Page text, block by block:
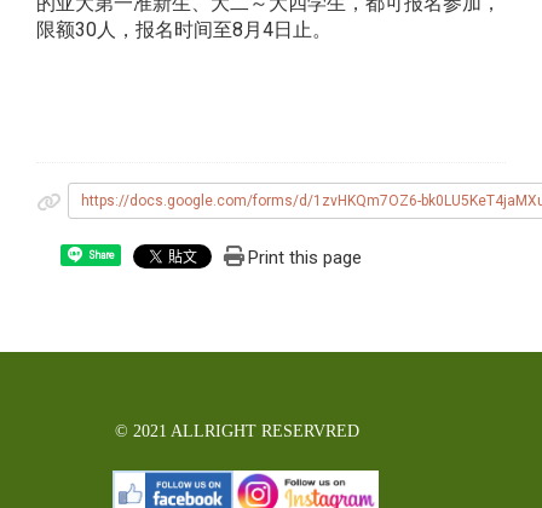
限额30人，报名时间至8月4日止。
https://docs.google.com/forms/d/1zvHKQm7OZ6-
Share Print this page
© 2021 ALLRIGHT RESERVRED